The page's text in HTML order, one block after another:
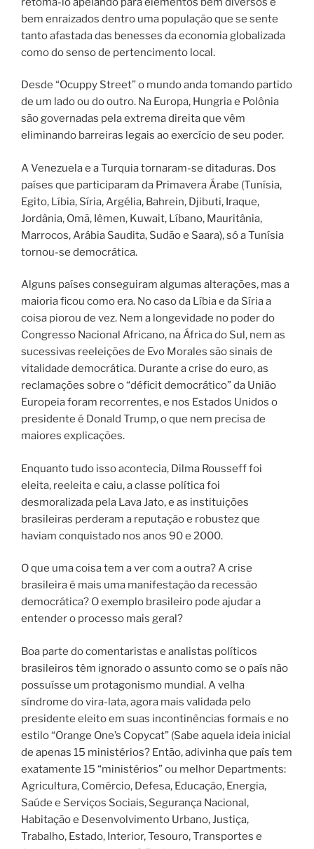
bem enraizados dentro uma população que se sente
tanto afastada das benesses da economia globalizada
como do senso de pertencimento local.
Desde “Ocuppy Street” o mundo anda tomando partido
de um lado ou do outro. Na Europa, Hungria e Polônia
são governadas pela extrema direita que vêm
eliminando barreiras legais ao exercício de seu poder.
A Venezuela e a Turquia tornaram-se ditaduras. Dos
países que participaram da Primavera Árabe (Tunísia,
Egito, Líbia, Síria, Argélia, Bahrein, Djibuti, Iraque,
Jordânia, Omã, Iêmen, Kuwait, Líbano, Mauritânia,
Marrocos, Arábia Saudita, Sudão e Saara), só a Tunísia
tornou-se democrática.
Alguns países conseguiram algumas alterações, mas a
maioria ficou como era. No caso da Líbia e da Síria a
coisa piorou de vez. Nem a longevidade no poder do
Congresso Nacional Africano, na África do Sul, nem as
sucessivas reeleições de Evo Morales são sinais de
vitalidade democrática. Durante a crise do euro, as
reclamações sobre o “déficit democrático” da União
Europeia foram recorrentes, e nos Estados Unidos o
presidente é Donald Trump, o que nem precisa de
maiores explicações.
Enquanto tudo isso acontecia, Dilma Rousseff foi
eleita, reeleita e caiu, a classe política foi
desmoralizada pela Lava Jato, e as instituições
brasileiras perderam a reputação e robustez que
haviam conquistado nos anos 90 e 2000.
O que uma coisa tem a ver com a outra? A crise
brasileira é mais uma manifestação da recessão
democrática? O exemplo brasileiro pode ajudar a
entender o processo mais geral?
Boa parte do comentaristas e analistas políticos
brasileiros têm ignorado o assunto como se o país não
possuísse um protagonismo mundial. A velha
síndrome do vira-lata, agora mais validada pelo
presidente eleito em suas incontinências formais e no
estilo “Orange One’s Copycat” (Sabe aquela ideia inicial
de apenas 15 ministérios? Então, adivinha que país tem
exatamente 15 “ministérios” ou melhor Departments:
Agricultura, Comércio, Defesa, Educação, Energia,
Saúde e Serviços Sociais, Segurança Nacional,
Habitação e Desenvolvimento Urbano, Justiça,
Trabalho, Estado, Interior, Tesouro, Transportes e